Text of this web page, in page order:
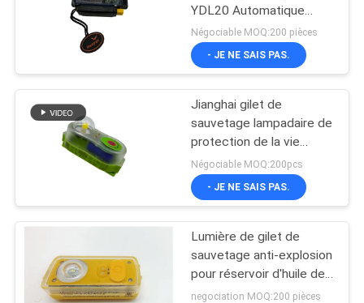
DU
SITE
PRIVACY
Appareil aérobie
31
Échelle de sécurité
de bateau
8
YDL20 Automatique
Manuel Flash SOLAS
CCS MED
Négociable MOQ:200 pièces
- JE NE SAIS PAS.
Jianghai gilet de
sauvetage lampadaire de
protection de la vie
marine SOLAS approuvé
Négociable MOQ:200pcs
- JE NE SAIS PAS.
Lumière de gilet de
sauvetage anti-explosion
pour réservoir d'huile de
plateforme pétrolière
negociation MOQ:200 pièces